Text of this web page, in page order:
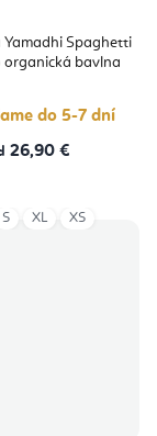
Yamadhi Spaghetti
organická bavlna
do 5-7 dní
26,90 €
S XL XS